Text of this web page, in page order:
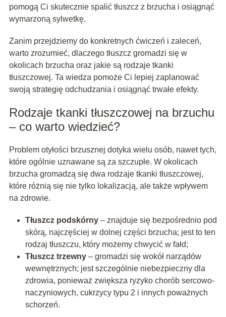
pomogą Ci skutecznie spalić tłuszcz z brzucha i osiągnąć
wymarzoną sylwetkę.
Zanim przejdziemy do konkretnych ćwiczeń i zaleceń,
warto zrozumieć, dlaczego tłuszcz gromadzi się w
okolicach brzucha oraz jakie są rodzaje tkanki
tłuszczowej. Ta wiedza pomoże Ci lepiej zaplanować
swoją strategię odchudzania i osiągnąć trwałe efekty.
Rodzaje tkanki tłuszczowej na brzuchu
– co warto wiedzieć?
Problem otyłości brzusznej dotyka wielu osób, nawet tych,
które ogólnie uznawane są za szczupłe. W okolicach
brzucha gromadzą się dwa rodzaje tkanki tłuszczowej,
które różnią się nie tylko lokalizacją, ale także wpływem
na zdrowie.
Tłuszcz podskórny– znajduje się bezpośrednio pod
skórą, najczęściej w dolnej części brzucha; jest to ten
rodzaj tłuszczu, który możemy chwycić w fałd;
Tłuszcz trzewny– gromadzi się wokół narządów
wewnętrznych; jest szczególnie niebezpieczny dla
zdrowia, ponieważ zwiększa ryzyko chorób sercowo-
naczyniowych, cukrzycy typu 2 i innych poważnych
schorzeń.